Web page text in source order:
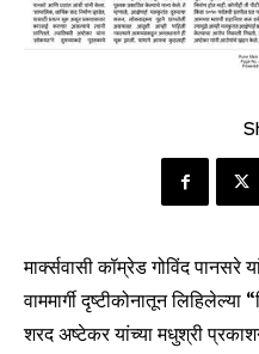
मार्क्सवासी कॉम्रेड गोविंद पानसरे
वाममार्गी दृष्टीकोनातून
शरद अष्टेकर यांच्या मधुश्री